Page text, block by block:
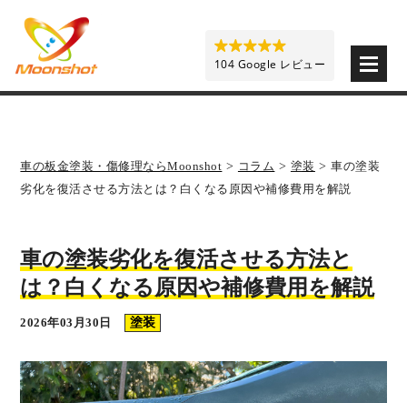
車の板金塗装・傷修理ならMoonshot > コラム > 塗装 >車の塗装
劣化を復活させる方法とは？白くなる原因や補修費用を解説
車の塗装劣化を復活させる方法と
は？白くなる原因や補修費用を解説
2026年03月30日 塗装
104 Google レビュー